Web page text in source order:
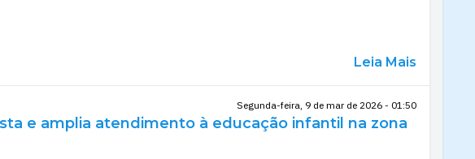
Leia Mais
Segunda-feira, 9 de mar de 2026 - 01:50
e amplia atendimento à educação infantil na zona